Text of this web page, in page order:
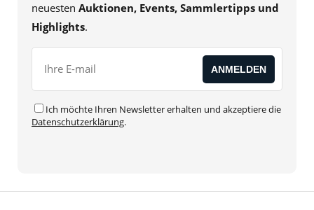
neuesten Auktionen, Events, Sammlertipps und
Highlights.
Ich möchte Ihren Newsletter erhalten und akzeptiere die
Datenschutzerklärung.